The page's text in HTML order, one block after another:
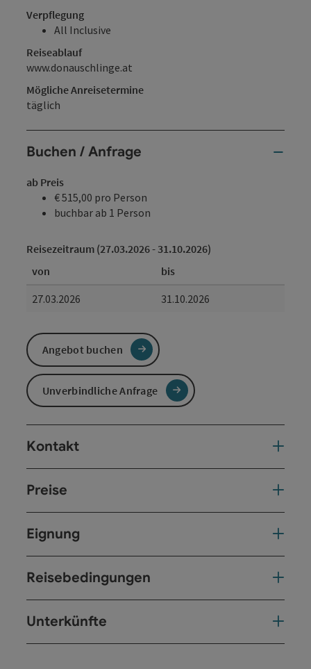
Verpflegung
All Inclusive
Reiseablauf
www.donauschlinge.at
Mögliche Anreisetermine
täglich
Buchen / Anfrage
ab Preis
€ 515,00 pro Person
buchbar ab 1 Person
Reisezeitraum (27.03.2026 - 31.10.2026)
von
bis
27.03.2026
31.10.2026
Angebot buchen
Unverbindliche Anfrage
Kontakt
Preise
Eignung
Reisebedingungen
Unterkünfte